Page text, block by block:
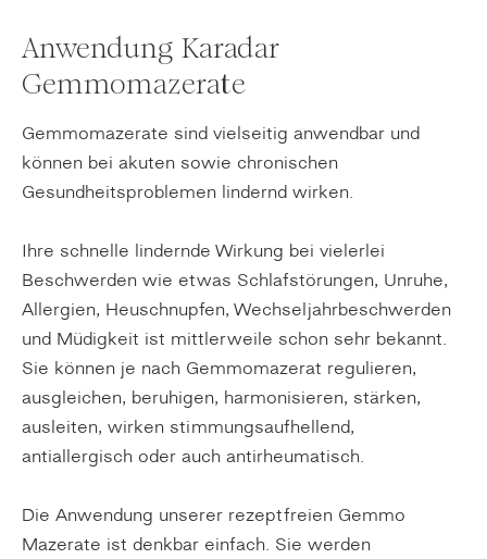
Anwendung Karadar
Gemmomazerate
Gemmomazerate sind vielseitig anwendbar und
können bei akuten sowie chronischen
Gesundheitsproblemen lindernd wirken.
Ihre schnelle lindernde Wirkung bei vielerlei
Beschwerden wie etwas Schlafstörungen, Unruhe,
Allergien, Heuschnupfen, Wechseljahrbeschwerden
und Müdigkeit ist mittlerweile schon sehr bekannt.
Sie können je nach Gemmomazerat regulieren,
ausgleichen, beruhigen, harmonisieren, stärken,
ausleiten, wirken stimmungsaufhellend,
antiallergisch oder auch antirheumatisch.
Die Anwendung unserer rezeptfreien Gemmo
Mazerate ist denkbar einfach. Sie werden